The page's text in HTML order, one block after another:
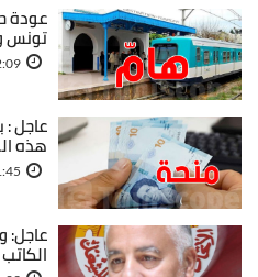
عودة
تونس
عاجل :
هذه
عاجل: